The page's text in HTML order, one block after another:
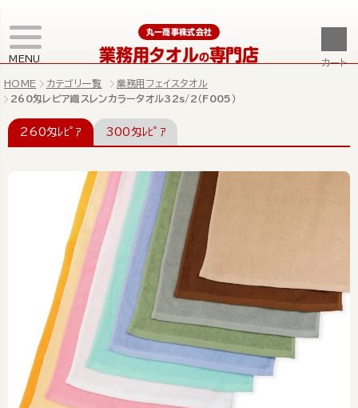
MENU
丸一商事株式会社
業務用タオルの専門店 カート
HOME カテゴリ一覧
業務用フェイスタオル
260匁レピア織スレンカラータオル32s/2（F005）
260匁ﾚﾋﾟｱ 300匁ﾚﾋﾟｱ